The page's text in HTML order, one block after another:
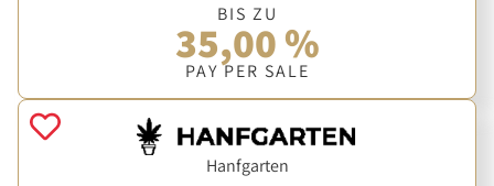
BIS ZU
35,00 %
PAY PER SALE
Hanfgarten